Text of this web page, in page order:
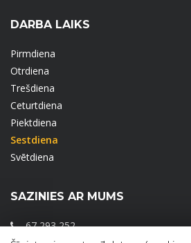
DARBA LAIKS
Pirmdiena
Otrdiena
Trešdiena
Ceturtdiena
Piektdiena
Sestdiena
Svētdiena
SAZINIES AR MUMS
67 293 252